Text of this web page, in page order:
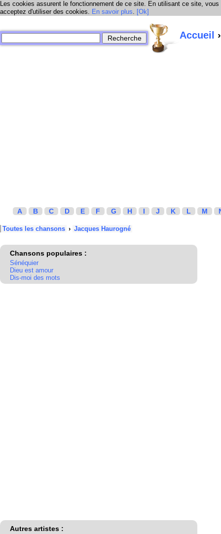
Les cookies assurent le fonctionnement de ce site. En utilisant ce site, vous
acceptez d'utiliser des cookies. En savoir plus. [Ok]
Accueil
A B C D E F G H I J K L M
Toutes les chansons › Jacques Haurogné
Chansons populaires :
Sénéquier
Dieu est amour
Dis-moi des mots
Autres artistes :